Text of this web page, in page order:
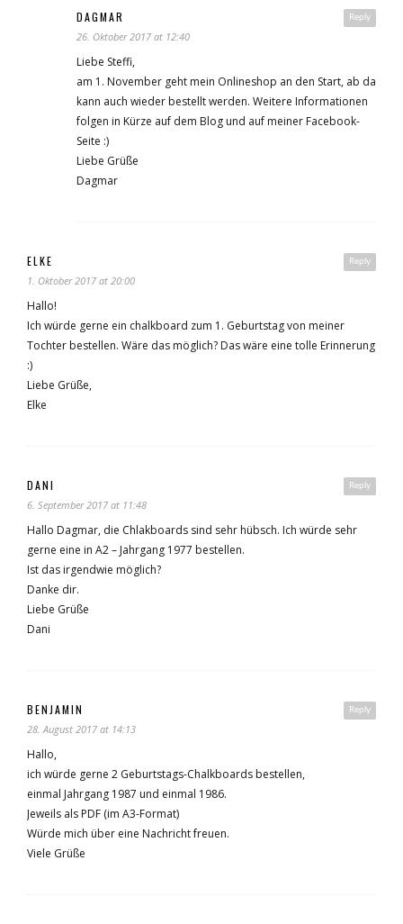
Reply
DAGMAR
26. Oktober 2017 at 12:40
Liebe Steffi,
am 1. November geht mein Onlineshop an den Start, ab da
kann auch wieder bestellt werden. Weitere Informationen
folgen in Kürze auf dem Blog und auf meiner Facebook-
Seite :)
Liebe Grüße
Dagmar
Reply
ELKE
1. Oktober 2017 at 20:00
Hallo!
Ich würde gerne ein chalkboard zum 1. Geburtstag von meiner
Tochter bestellen. Wäre das möglich? Das wäre eine tolle Erinnerung
:)
Liebe Grüße,
Elke
Reply
DANI
6. September 2017 at 11:48
Hallo Dagmar, die Chlakboards sind sehr hübsch. Ich würde sehr
gerne eine in A2 – Jahrgang 1977 bestellen.
Ist das irgendwie möglich?
Danke dir.
Liebe Grüße
Dani
Reply
BENJAMIN
28. August 2017 at 14:13
Hallo,
ich würde gerne 2 Geburtstags-Chalkboards bestellen,
einmal Jahrgang 1987 und einmal 1986.
Jeweils als PDF (im A3-Format)
Würde mich über eine Nachricht freuen.
Viele Grüße